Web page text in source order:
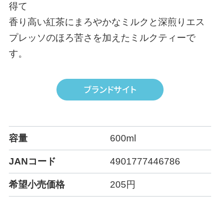
得て
香り高い紅茶にまろやかなミルクと深煎りエス
プレッソのほろ苦さを加えたミルクティーで
す。
容量 600ml
JANコード 4901777446786
希望小売価格 205円